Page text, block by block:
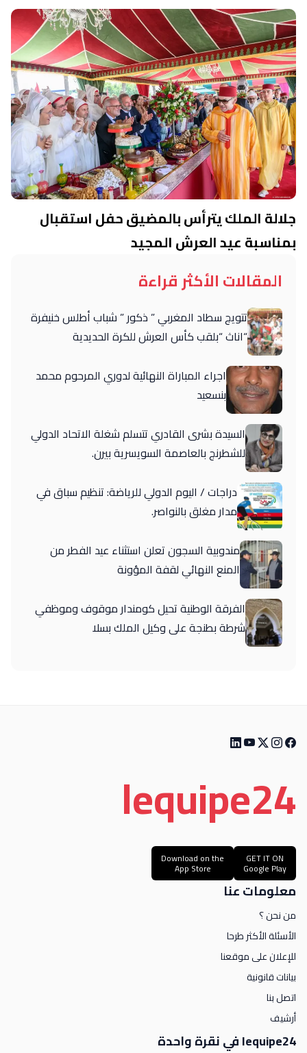
جلالة الملك يترأس بالمضيق حفل استقبال
بمناسبة عيد العرش المجيد
المقالات الأكثر قراءة
تتويج سطاد المغربي ” ذكور ” شباب أطلس خنيفرة
“اناث “بلقب كأس العرش للكرة الحديدية
اجراء المباراة النهائية لدوري المرحوم محمد
بنسعيد
السيدة بشرى القادري تتسلم شغلة الاتحاد الدولي
للشطرنج بالعاصمة السويسرية بيرن.
دراجات / اليوم الدولي للرياضة: تنظيم سباق في
مدار مغلق بالنواصر.
مندوبية السجون تعلن استثناء عيد الفطر من
المنع النهائي لقفة المؤونة
الفرقة الوطنية تحيل كومندار موقوف وموظفي
شرطة بطنجة على وكيل الملك بسلا
lequipe24
GET IT ON
Google Play
Download on the
App Store
معلومات عنا
من نحن ؟
الأسئلة الأكثر طرحا
للإعلان على موقعنا
بيانات قانونية
اتصل بنا
أرشيف
lequipe24 في نقرة واحدة